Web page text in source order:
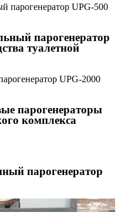
парогенератор
туалетной
парогенераторы
комплекса
парогенератор